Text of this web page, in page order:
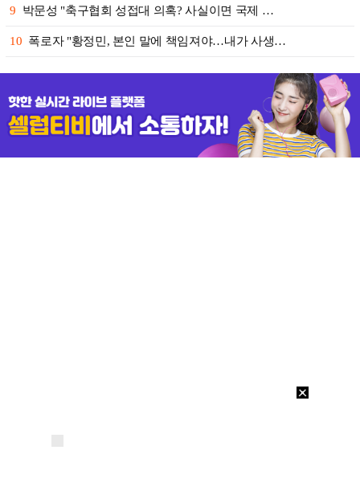
9 박문성 "축구협회 성접대 의혹? 사실이면 국제 …
10 폭로자 "황정민, 본인 말에 책임져야…내가 사생…